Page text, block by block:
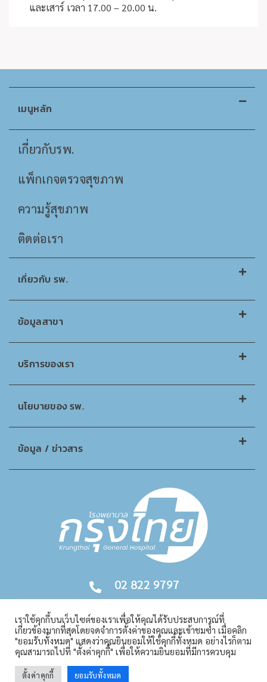
และเสาร์ เวลา 17.00 – 20.00 น.
เมนูหลัก
เกี่ยวกับรพ.
แพ็กเกจตรวจสุขภาพ
ความรู้สุขภาพ
ติดต่อเรา
เกี่ยวกับ รพ.
ข้อมูลสาขา
บริการของเรา
นโยบายของ รพ.
ข้อมูล / ข่าวสาร
02 822 9797
Copyright © 2026. All Rights Reserved | Krungthai Hospital
เราใช้คุกกี้บนเว็บไซต์ของเราเพื่อให้คุณได้รับประสบการณ์ที่
เกี่ยวข้องมากที่สุดโดยจดจำการตั้งค่าของคุณและเข้าชมซ้ำ เมื่อคลิก
"ยอมรับทั้งหมด" แสดงว่าคุณยินยอมให้ใช้คุกกี้ทั้งหมด อย่างไรก็ตาม
คุณสามารถไปที่ "ตั้งค่าคุกกี้" เพื่อให้ความยินยอมที่มีการควบคุม
ตั้งค่าคุกกี้ ยอมรับทั้งหมด